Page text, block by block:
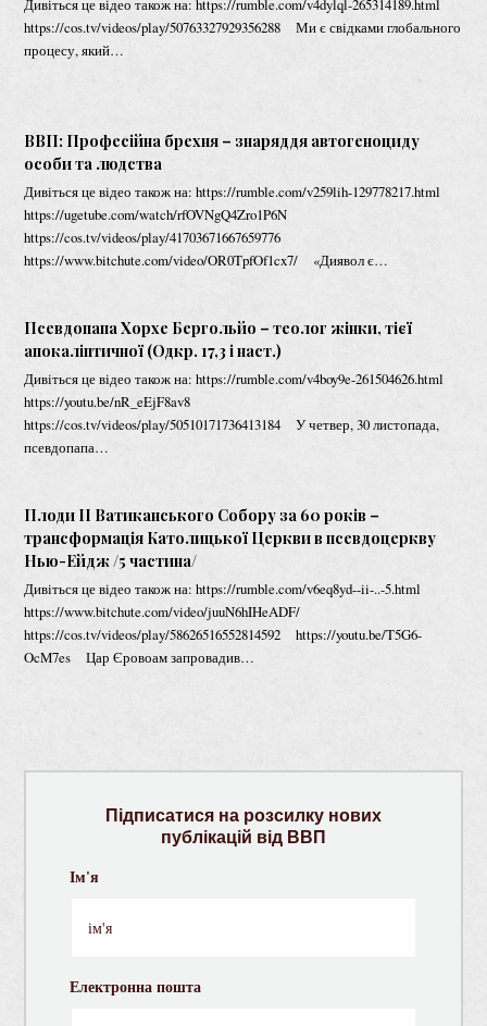
Дивіться це відео також на: https://rumble.com/v4dylql-265314189.html
https://cos.tv/videos/play/50763327929356288 Ми є свідками глобального
процесу, який…
ВВП: Професійна брехня – знаряддя автогеноциду
особи та людства
Дивіться це відео також на: https://rumble.com/v259lih-129778217.html
https://ugetube.com/watch/rfOVNgQ4Zro1P6N
https://cos.tv/videos/play/41703671667659776
https://www.bitchute.com/video/OR0TpfOf1cx7/ «Диявол є…
Псевдопапа Хорхе Бергольйо – теолог жінки, тієї
апокаліптичної (Одкр. 17,3 і наст.)
Дивіться це відео також на: https://rumble.com/v4boy9e-261504626.html
https://youtu.be/nR_eEjF8av8
https://cos.tv/videos/play/50510171736413184 У четвер, 30 листопада,
псевдопапа…
Плоди II Ватиканського Собору за 60 років –
трансформація Католицької Церкви в псевдоцеркву
Нью-Ейдж /5 частина/
Дивіться це відео також на: https://rumble.com/v6eq8yd--ii-..-5.html
https://www.bitchute.com/video/juuN6hIHeADF/
https://cos.tv/videos/play/58626516552814592 https://youtu.be/T5G6-
OcM7es Цар Єровоам запровадив…
Підписатися на розсилку нових
публікацій від ВВП
Ім'я
Електронна пошта